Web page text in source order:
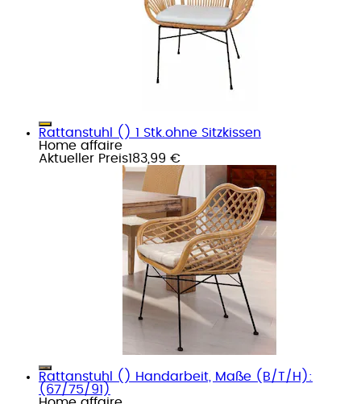
Rattanstuhl () 1 Stk.ohne Sitzkissen
Home affaire
Aktueller Preis183,99 €
Rattanstuhl () Handarbeit, Maße (B/T/H):
(67/75/91)